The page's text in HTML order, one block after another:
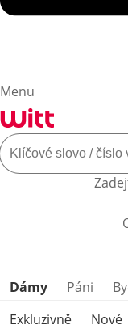
Menu
Přeskočit kategorie
Dámy Páni
Exkluzivně
Nové